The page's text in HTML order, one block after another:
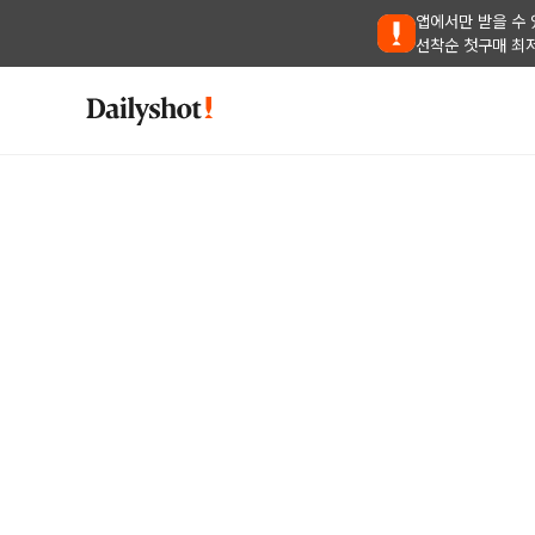
앱에서만 받을 수
선착순 첫구매 최